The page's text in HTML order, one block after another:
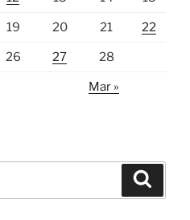
19 20 21 22
26 27 28
Mar »